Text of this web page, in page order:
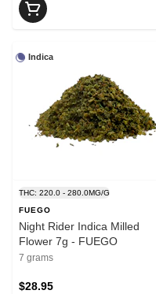
Indica
THC: 220.0 - 280.0MG/G
FUEGO
Night Rider Indica Milled
Flower 7g - FUEGO
7 grams
$28.95